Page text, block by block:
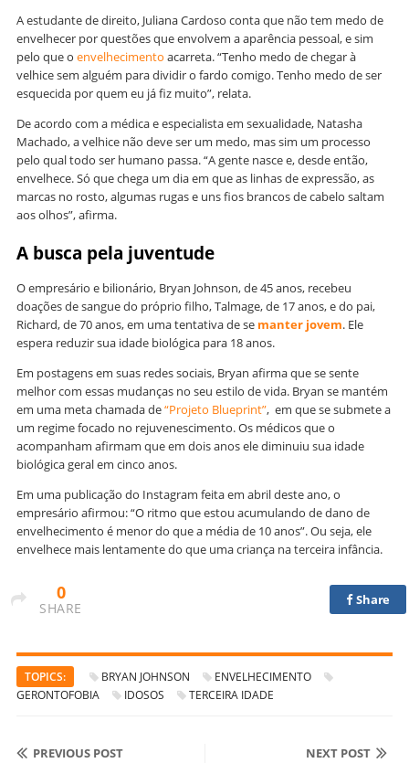
A estudante de direito, Juliana Cardoso conta que não tem medo de
envelhecer por questões que envolvem a aparência pessoal, e sim
pelo que o envelhecimento acarreta. “Tenho medo de chegar à
velhice sem alguém para dividir o fardo comigo. Tenho medo de ser
esquecida por quem eu já fiz muito”, relata.
De acordo com a médica e especialista em sexualidade, Natasha
Machado, a velhice não deve ser um medo, mas sim um processo
pelo qual todo ser humano passa. “A gente nasce e, desde então,
envelhece. Só que chega um dia em que as linhas de expressão, as
marcas no rosto, algumas rugas e uns fios brancos de cabelo saltam
aos olhos”, afirma.
A busca pela juventude
O empresário e bilionário, Bryan Johnson, de 45 anos, recebeu
doações de sangue do próprio filho, Talmage, de 17 anos, e do pai,
Richard, de 70 anos, em uma tentativa de se manter jovem. Ele
espera reduzir sua idade biológica para 18 anos.
Em postagens em suas redes sociais, Bryan afirma que se sente
melhor com essas mudanças no seu estilo de vida. Bryan se mantém
em uma meta chamada de“Projeto Blueprint”, em que se submete a
um regime focado no rejuvenescimento. Os médicos que o
acompanham afirmam que em dois anos ele diminuiu sua idade
biológica geral em cinco anos.
Em uma publicação do Instagram feita em abril deste ano, o
empresário afirmou: “O ritmo que estou acumulando de dano de
envelhecimento é menor do que a média de 10 anos”. Ou seja, ele
envelhece mais lentamente do que uma criança na terceira infância.
0
SHARE
Share
TOPICS: BRYAN JOHNSON
ENVELHECIMENTO
GERONTOFOBIA
IDOSOS TERCEIRA IDADE
PREVIOUS POST NEXT POST